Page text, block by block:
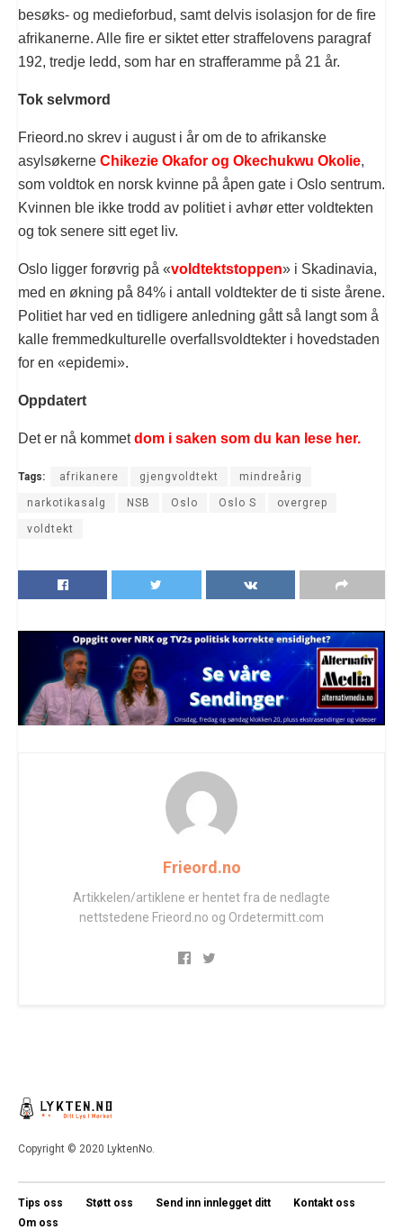
besøks- og medieforbud, samt delvis isolasjon for de fire
afrikanerne. Alle fire er siktet etter straffelovens paragraf
192, tredje ledd, som har en strafferamme på 21 år.
Tok selvmord
Frieord.no skrev i august i år om de to afrikanske
asylsøkerne Chikezie Okafor og Okechukwu Okolie,
som voldtok en norsk kvinne på åpen gate i Oslo sentrum.
Kvinnen ble ikke trodd av politiet i avhør etter voldtekten
og tok senere sitt eget liv.
Oslo ligger forøvrig på «voldtektstoppen» i Skadinavia,
med en økning på 84% i antall voldtekter de ti siste årene.
Politiet har ved en tidligere anledning gått så langt som å
kalle fremmedkulturelle overfallsvoldtekter i hovedstaden
for en «epidemi».
Oppdatert
Det er nå kommetdom i saken som du kan lese her.
Tags: afrikanere gjengvoldtekt mindreårig
narkotikasalg NSB Oslo Oslo S overgrep
voldtekt
Frieord.no
Artikkelen/artiklene er hentet fra de nedlagte
nettstedene Frieord.no og Ordetermitt.com
Copyright © 2020 LyktenNo.
Tips oss Støtt oss Send inn innlegget ditt
Kontakt oss
Om oss